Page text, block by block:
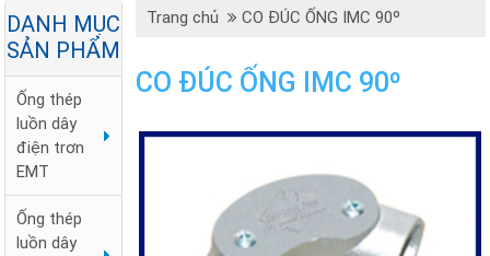
Trang chủ CO ĐÚC ỐNG IMC 90º
CO ĐÚC ỐNG IMC 90º
DANH MỤC
SẢN PHẨM
Ống thép
luồn dây
điện trơn
EMT
Ống thép
luồn dây